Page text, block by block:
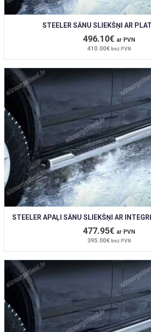
STEELER SĀNU SLIEKŠŅI AR
496.10€ ar PVN
410.00€ bez PVN
STEELER APAĻI SĀNU SLIEKŠŅI AR
477.95€ ar PVN
395.00€ bez PVN